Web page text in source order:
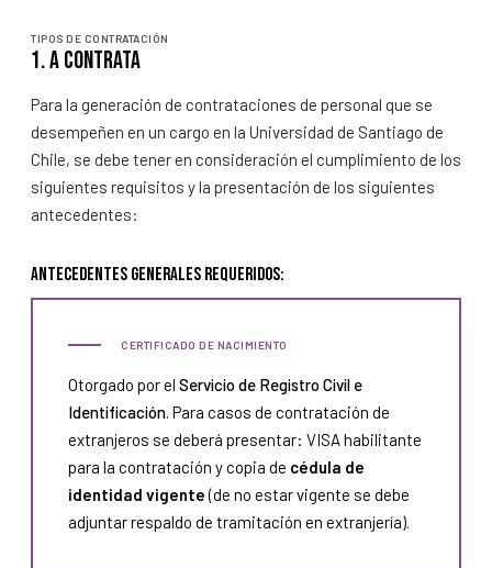
TIPOS DE CONTRATACIÓN
1. A Contrata
Para la generación de contrataciones de personal que se
desempeñen en un cargo en la Universidad de Santiago de
Chile, se debe tener en consideración el cumplimiento de los
siguientes requisitos y la presentación de los siguientes
antecedentes:
Antecedentes generales requeridos:
CERTIFICADO DE NACIMIENTO
Otorgado por el Servicio de Registro Civil e
Identificación. Para casos de contratación de
extranjeros se deberá presentar: VISA habilitante
para la contratación y copia de cédula de
identidad vigente(de no estar vigente se debe
adjuntar respaldo de tramitación en extranjería).